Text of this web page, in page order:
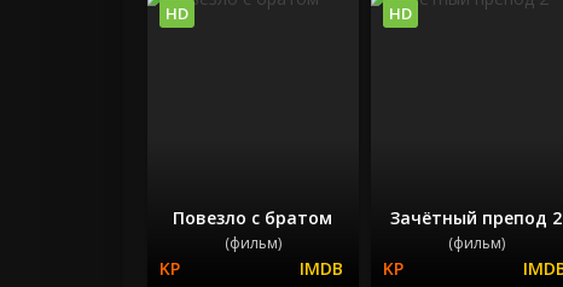
Повезло с братом
(фильм)
HD
Зачётный препод 2
(фильм)
HD